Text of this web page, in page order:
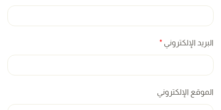
البريد الإلكتروني *
الموقع الإلكتروني